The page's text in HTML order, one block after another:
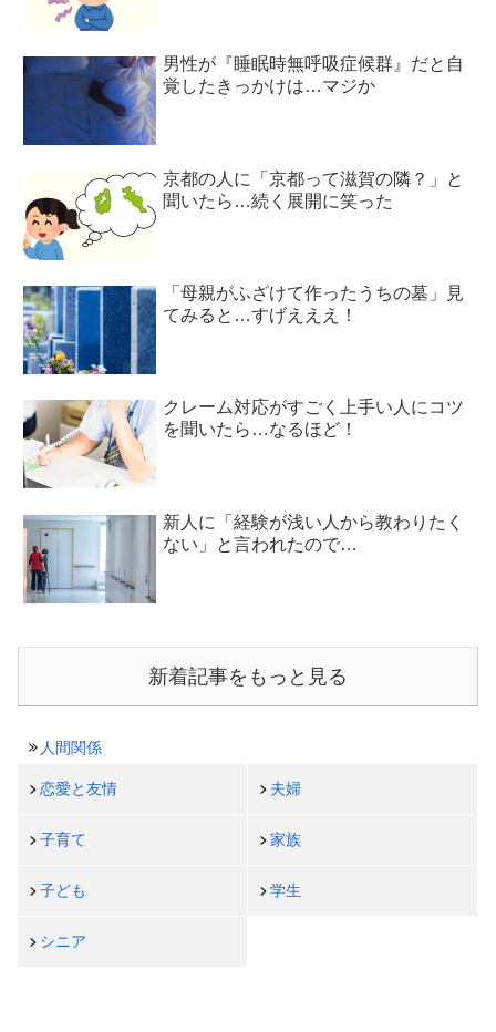
男性が『睡眠時無呼吸症候群』だと自
覚したきっかけは…マジか
京都の人に「京都って滋賀の隣？」と
聞いたら…続く展開に笑った
「母親がふざけて作ったうちの墓」見
てみると…すげえええ！
クレーム対応がすごく上手い人にコツ
を聞いたら…なるほど！
新人に「経験が浅い人から教わりたく
ない」と言われたので…
新着記事をもっと見る
人間関係
恋愛と友情 夫婦
子育て 家族
子ども 学生
シニア